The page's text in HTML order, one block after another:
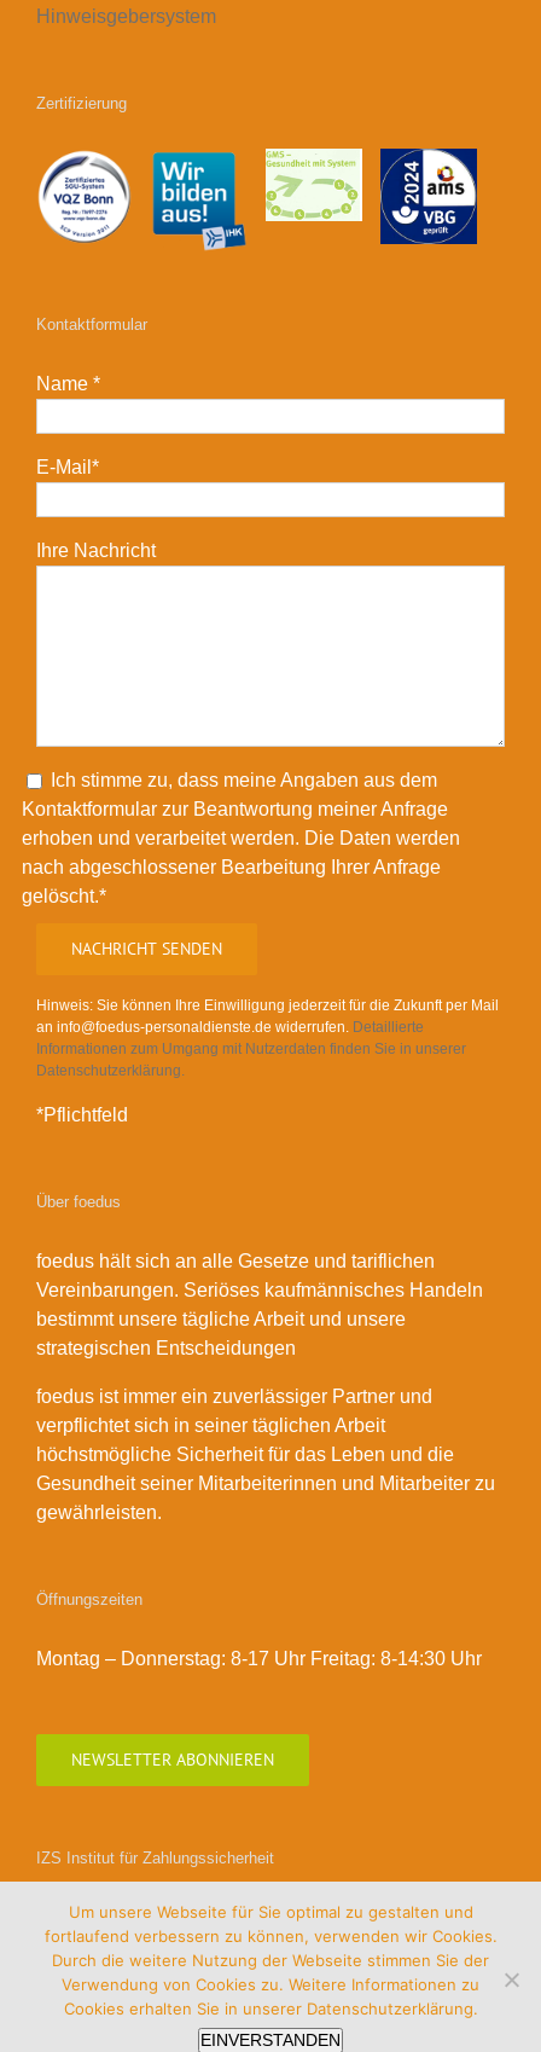
Hinweisgebersystem
Zertifizierung
Kontaktformular
Name *
E-Mail*
Ihre Nachricht
Ich stimme zu, dass meine Angaben aus dem
Kontaktformular zur Beantwortung meiner Anfrage
erhoben und verarbeitet werden. Die Daten werden
nach abgeschlossener Bearbeitung Ihrer Anfrage
gelöscht.*
Hinweis: Sie können Ihre Einwilligung jederzeit für die Zukunft per Mail
an info@foedus-personaldienste.de widerrufen. Detaillierte
Informationen zum Umgang mit Nutzerdaten finden Sie in unserer
Datenschutzerklärung.
*Pflichtfeld
Über foedus
foedus hält sich an alle Gesetze und tariflichen
Vereinbarungen. Seriöses kaufmännisches Handeln
bestimmt unsere tägliche Arbeit und unsere
strategischen Entscheidungen
foedus ist immer ein zuverlässiger Partner und
verpflichtet sich in seiner täglichen Arbeit
höchstmögliche Sicherheit für das Leben und die
Gesundheit seiner Mitarbeiterinnen und Mitarbeiter zu
gewährleisten.
Öffnungszeiten
Montag – Donnerstag: 8-17 Uhr Freitag: 8-14:30 Uhr
NEWSLETTER ABONNIEREN
IZS Institut für Zahlungssicherheit
Um unsere Webseite für Sie optimal zu gestalten und
fortlaufend verbessern zu können, verwenden wir Cookies.
Durch die weitere Nutzung der Webseite stimmen Sie der
Verwendung von Cookies zu. Weitere Informationen zu
Cookies erhalten Sie in unserer Datenschutzerklärung.
EINVERSTANDEN